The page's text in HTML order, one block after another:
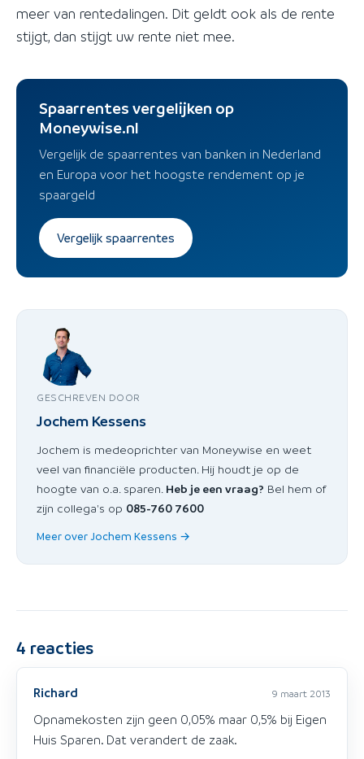
meer van rentedalingen. Dit geldt ook als de rente
stijgt, dan stijgt uw rente niet mee.
Spaarrentes vergelijken op
Moneywise.nl
Vergelijk de spaarrentes van banken in Nederland
en Europa voor het hoogste rendement op je
spaargeld
Vergelijk spaarrentes
GESCHREVEN DOOR
Jochem Kessens
Jochem is medeoprichter van Moneywise en weet
veel van financiële producten. Hij houdt je op de
hoogte van o.a. sparen. Heb je een vraag? Bel hem of
zijn collega's op 085-760 7600
Meer over Jochem Kessens →
4 reacties
Richard 9 maart 2013
Opnamekosten zijn geen 0,05% maar 0,5% bij Eigen
Huis Sparen. Dat verandert de zaak.